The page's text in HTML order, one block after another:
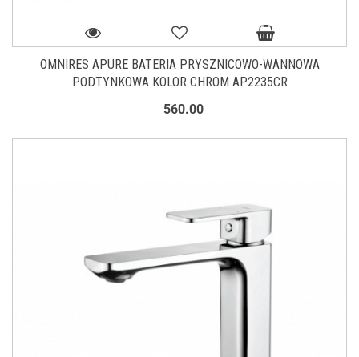
OMNIRES APURE BATERIA PRYSZNICOWO-WANNOWA
PODTYNKOWA KOLOR CHROM AP2235CR
560.00